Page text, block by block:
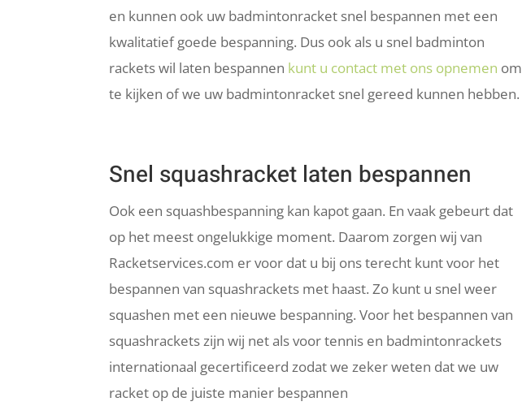
en kunnen ook uw badmintonracket snel bespannen met een
kwalitatief goede bespanning. Dus ook als u snel badminton
rackets wil laten bespannen kunt u contact met ons opnemen om
te kijken of we uw badmintonracket snel gereed kunnen hebben.
Snel squashracket laten bespannen
Ook een squashbespanning kan kapot gaan. En vaak gebeurt dat
op het meest ongelukkige moment. Daarom zorgen wij van
Racketservices.com er voor dat u bij ons terecht kunt voor het
bespannen van squashrackets met haast. Zo kunt u snel weer
squashen met een nieuwe bespanning. Voor het bespannen van
squashrackets zijn wij net als voor tennis en badmintonrackets
internationaal gecertificeerd zodat we zeker weten dat we uw
racket op de juiste manier bespannen